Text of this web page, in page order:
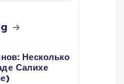
Несколько
Салихе